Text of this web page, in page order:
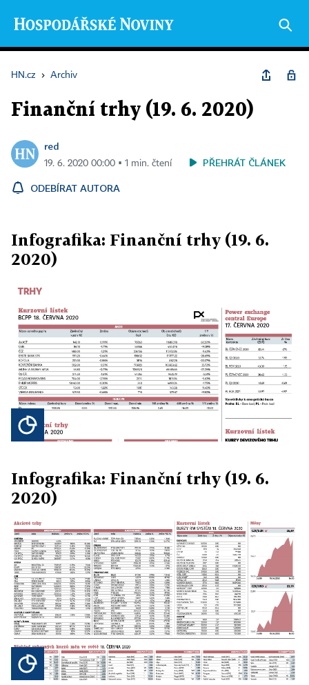
HN.cz › Archiv
Finanční trhy (19. 6. 2020)
red
19. 6. 2020 00:00 ▪ 1 min. čtení PŘEHRÁT ČLÁNEK
ODEBÍRAT AUTORA
Infografika: Finanční trhy (19. 6.
2020)
Infografika: Finanční trhy (19. 6.
2020)